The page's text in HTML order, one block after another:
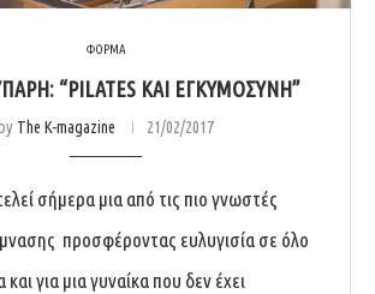
ΦΟΡΜΑ
“PILATES ΚΑΙ ΕΓΚΥΜΟΣΎΝΗ”
by The K-magazine 21/02/2017
σήμερα μια από τις πιο γνωστές
προσφέροντας ευλυγισία σε όλο
για μια γυναίκα που δεν έχει